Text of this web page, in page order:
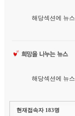
해당섹션에 뉴
해당섹션에 뉴
현재접속자 183명